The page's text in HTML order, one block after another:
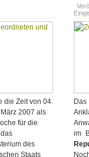
die Zeit von 04.
2007 als
für die
des
Staats
im